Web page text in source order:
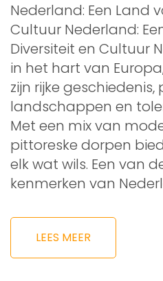
Nederland: Een Land
Cultuur Nederland:
Diversiteit en Cultuur
in het hart van
zijn rijke
landschappen en
Met een mix van
pittoreske dorpen
elk wat wils. Een van
kenmerken van
LEES MEER